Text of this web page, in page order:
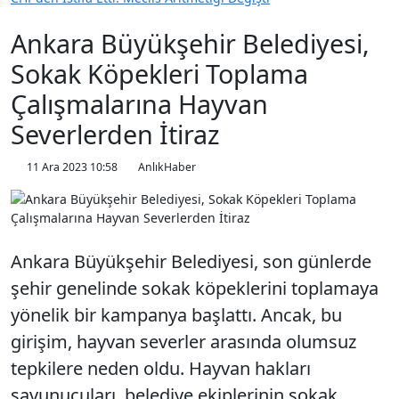
Ankara Büyükşehir Belediyesi,
Sokak Köpekleri Toplama
Çalışmalarına Hayvan
Severlerden İtiraz
11 Ara 2023 10:58 AnlıkHaber
Ankara Büyükşehir Belediyesi, son günlerde
şehir genelinde sokak köpeklerini toplamaya
yönelik bir kampanya başlattı. Ancak, bu
girişim, hayvan severler arasında olumsuz
tepkilere neden oldu. Hayvan hakları